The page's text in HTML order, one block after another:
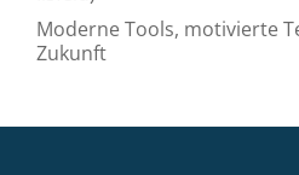
Moderne Tools, motivierte
Zukunft